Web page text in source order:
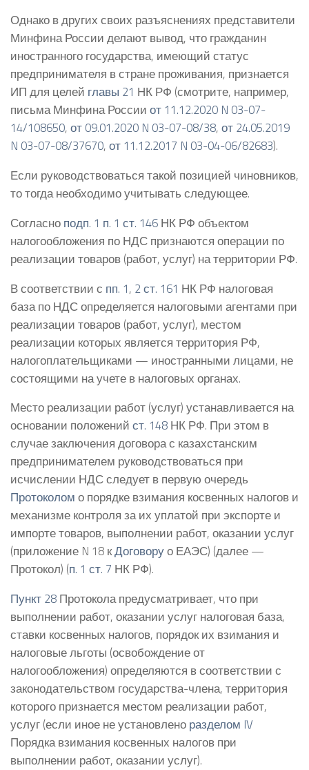
Однако в других своих разъяснениях представители
Минфина России делают вывод, что гражданин
иностранного государства, имеющий статус
предпринимателя в стране проживания, признается
ИП для целей главы 21 НК РФ (смотрите, например,
письма Минфина России от 11.12.2020 N 03-07-
14/108650, от 09.01.2020 N 03-07-08/38, от 24.05.2019
N 03-07-08/37670, от 11.12.2017 N 03-04-06/82683).
Если руководствоваться такой позицией чиновников,
то тогда необходимо учитывать следующее.
Согласно подп. 1 п. 1 ст. 146 НК РФ объектом
налогообложения по НДС признаются операции по
реализации товаров (работ, услуг) на территории РФ.
В соответствии с пп. 1, 2 ст. 161 НК РФ налоговая
база по НДС определяется налоговыми агентами при
реализации товаров (работ, услуг), местом
реализации которых является территория РФ,
налогоплательщиками — иностранными лицами, не
состоящими на учете в налоговых органах.
Место реализации работ (услуг) устанавливается на
основании положений ст. 148 НК РФ. При этом в
случае заключения договора с казахстанским
предпринимателем руководствоваться при
исчислении НДС следует в первую очередь
Протоколом о порядке взимания косвенных налогов и
механизме контроля за их уплатой при экспорте и
импорте товаров, выполнении работ, оказании услуг
(приложение N 18 кДоговоруо ЕАЭС) (далее —
Протокол) (п. 1 ст. 7 НК РФ).
Пункт 28 Протокола предусматривает, что при
выполнении работ, оказании услуг налоговая база,
ставки косвенных налогов, порядок их взимания и
налоговые льготы (освобождение от
налогообложения) определяются в соответствии с
законодательством государства-члена, территория
которого признается местом реализации работ,
услуг (если иное не установлено разделом IV
Порядка взимания косвенных налогов при
выполнении работ, оказании услуг).